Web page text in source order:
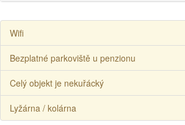
Wifi
Bezplatné parkoviště u penzionu
Celý objekt je nekuřácký
Lyžárna / kolárna